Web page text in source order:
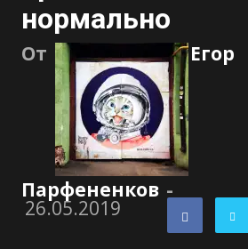
нормально
От Егор
Парфененков -
26.05.2019